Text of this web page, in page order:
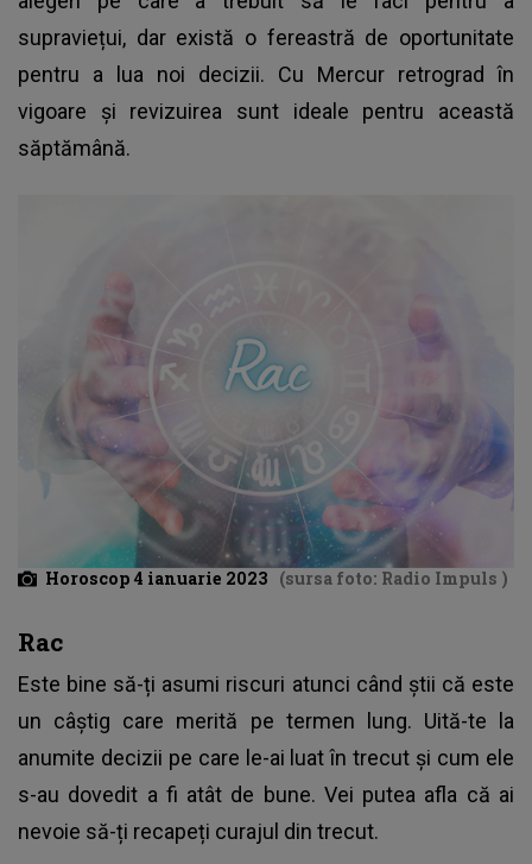
supraviețui, dar există o fereastră de oportunitate
pentru a lua noi decizii. Cu Mercur retrograd în
vigoare și revizuirea sunt ideale pentru această
săptămână.
Horoscop 4 ianuarie 2023 (sursa foto: Radio Impuls )
Rac
Este bine să-ți asumi riscuri atunci când știi că este
un câștig care merită pe termen lung. Uită-te la
anumite decizii pe care le-ai luat în trecut și cum ele
s-au dovedit a fi atât de bune. Vei putea afla că ai
nevoie să-ți recapeți curajul din trecut.